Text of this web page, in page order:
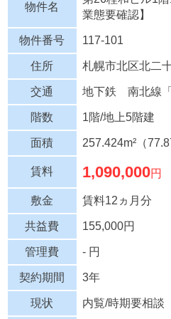
物件名
業態要確認】
物件番号 117-101
住所 札幌市北区北二
交通 地下鉄 南北線
階数 1階/地上5階建
面積 257.424m²（
賃料 1,090,000円
敷金 賃料12ヵ月分
共益費 155,000円
管理費 - 円
契約期間 3年
現状 内覧/時期要相談